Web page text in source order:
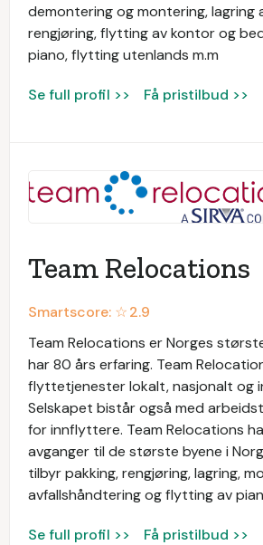
demontering og montering, lagring
rengjøring, flytting av kontor og
piano, flytting utenlands m.m
Se full profil >> Få pristilbud >>
Team Relocations
Smartscore: ☆2.9
Team Relocations er Norges
har 80 års erfaring. Team
flyttetjenester lokalt, nasjonalt og
Selskapet bistår også med
for innflyttere. Team Relocations
avganger til de største byene i
tilbyr pakking, rengjøring, lagring,
avfallshåndtering og flytting av
Se full profil >> Få pristilbud >>